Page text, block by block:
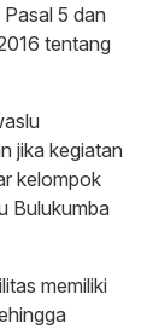
5 dan
tentang
jika kegiatan
kelompok
Bulukumba
memiliki